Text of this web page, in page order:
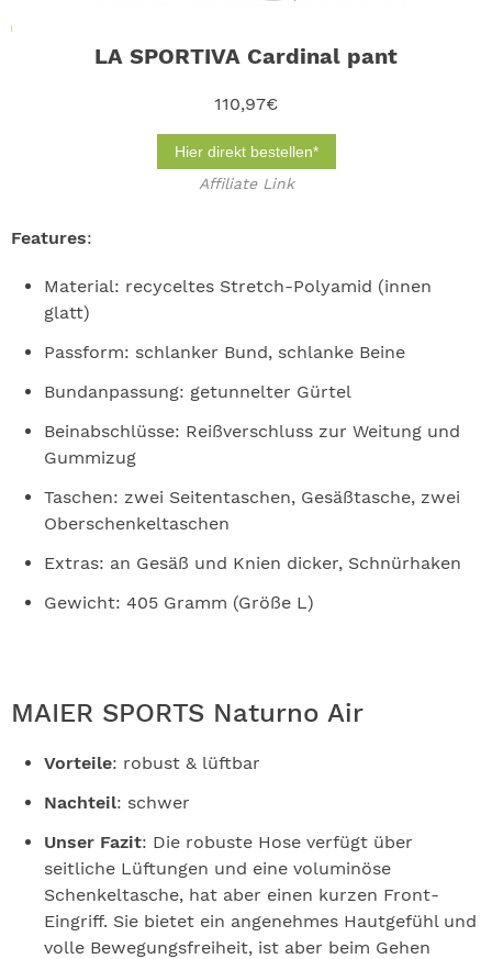
LA SPORTIVA Cardinal pant
110,97€
Hier direkt bestellen*
Affiliate Link
Features:
Material: recyceltes Stretch-Polyamid (innen
glatt)
Passform: schlanker Bund, schlanke Beine
Bundanpassung: getunnelter Gürtel
Beinabschlüsse: Reißverschluss zur Weitung und
Gummizug
Taschen: zwei Seitentaschen, Gesäßtasche, zwei
Oberschenkeltaschen
Extras: an Gesäß und Knien dicker, Schnürhaken
Gewicht: 405 Gramm (Größe L)
MAIER SPORTS Naturno Air
Vorteile: robust & lüftbar
Nachteil: schwer
Unser Fazit: Die robuste Hose verfügt über
seitliche Lüftungen und eine voluminöse
Schenkeltasche, hat aber einen kurzen Front-
Eingriff. Sie bietet ein angenehmes Hautgefühl und
volle Bewegungsfreiheit, ist aber beim Gehen